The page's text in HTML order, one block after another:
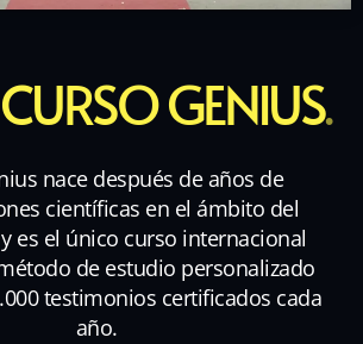
CURSO GENIUS.
nace después de años de
científicas en el ámbito del
es el único curso internacional
de estudio personalizado
testimonios certificados cada
año.